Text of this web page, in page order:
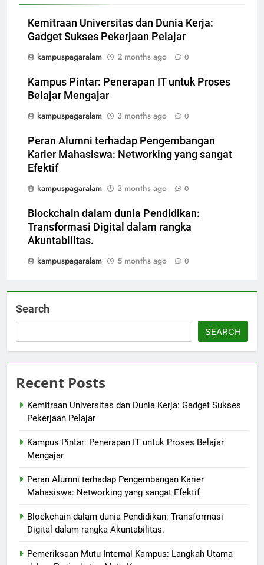
Kemitraan Universitas dan Dunia Kerja:
Gadget Sukses Pekerjaan Pelajar
kampuspagaralam
2 months ago 0
Kampus Pintar: Penerapan IT untuk Proses
Belajar Mengajar
kampuspagaralam
3 months ago 0
Peran Alumni terhadap Pengembangan
Karier Mahasiswa: Networking yang sangat
Efektif
kampuspagaralam
3 months ago 0
Blockchain dalam dunia Pendidikan:
Transformasi Digital dalam rangka
Akuntabilitas.
kampuspagaralam
5 months ago 0
Search
SEARCH
Recent Posts
Kemitraan Universitas dan Dunia Kerja: Gadget Sukses
Pekerjaan Pelajar
Kampus Pintar: Penerapan IT untuk Proses Belajar
Mengajar
Peran Alumni terhadap Pengembangan Karier
Mahasiswa: Networking yang sangat Efektif
Blockchain dalam dunia Pendidikan: Transformasi
Digital dalam rangka Akuntabilitas.
Pemeriksaan Mutu Internal Kampus: Langkah Utama